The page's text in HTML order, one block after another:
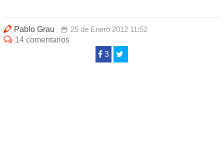
Pablo Grau
25 de Enero 2012 11:52
14 comentarios
3